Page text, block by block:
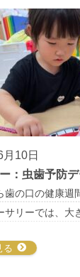
10日
：虫歯予防デ
歯の口の健康週
サリーでは、大
る